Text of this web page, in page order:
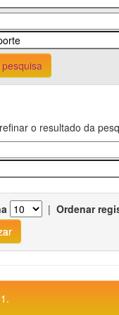
o resultado da
| Ordenar